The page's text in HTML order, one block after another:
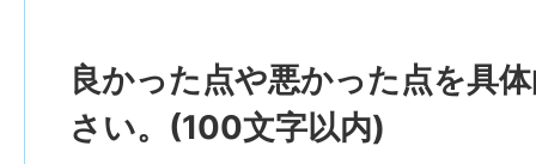
良かった点や悪かった点を具
さい。(100文字以内)